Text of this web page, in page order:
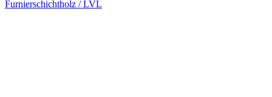
Furnierschichtholz / LVL